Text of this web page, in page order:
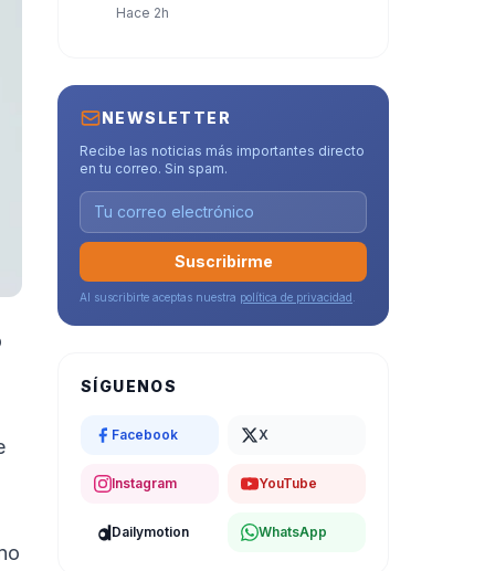
la descentralización durante la
Hace 2h
NEWSLETTER
Recibe las noticias más importantes directo
en tu correo. Sin spam.
Suscribirme
Al suscribirte aceptas nuestra política de privacidad
SÍGUENOS
Facebook X
Instagram YouTube
Dailymotion WhatsApp